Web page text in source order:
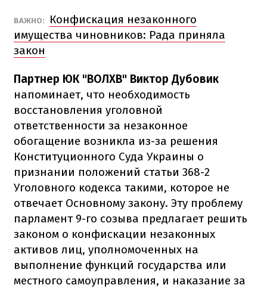
ВАЖНО:
Конфискация незаконного
имущества чиновников: Рада приняла
закон
Партнер ЮК "ВОЛХВ" Виктор Дубовик
напоминает, что необходимость
восстановления уголовной
ответственности за незаконное
обогащение возникла из-за решения
Конституционного Суда Украины о
признании положений статьи 368-2
Уголовного кодекса такими, которое не
отвечает Основному закону. Эту проблему
парламент 9-го созыва предлагает решить
законом о конфискации незаконных
активов лиц, уполномоченных на
выполнение функций государства или
местного самоуправления, и наказание за